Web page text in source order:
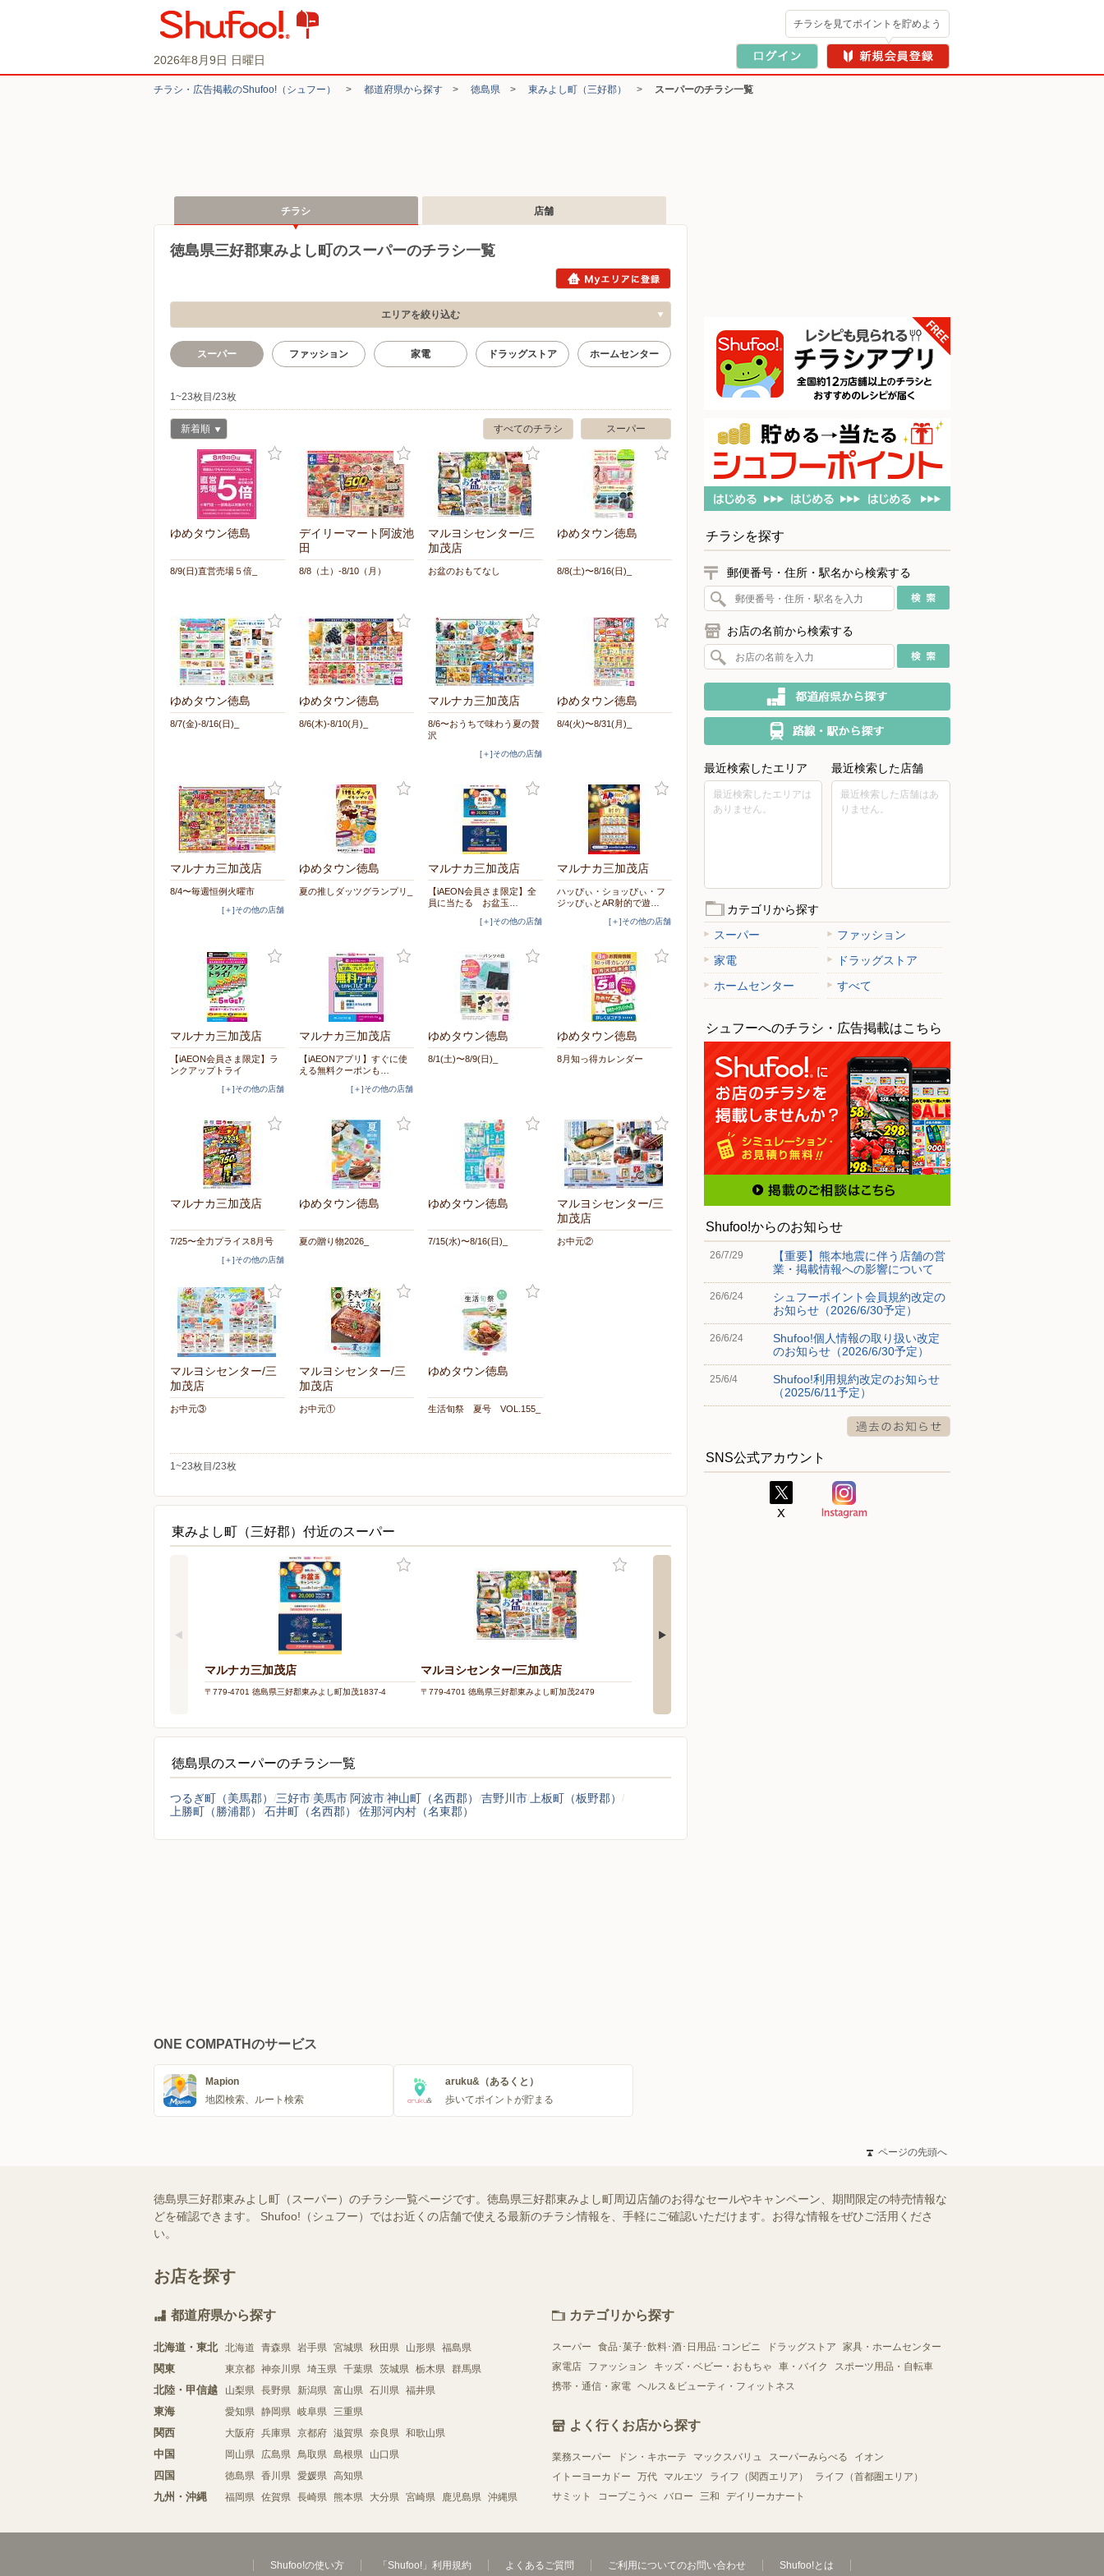
2026年8月9日 日曜日
チラシを見てポイントを貯めよう
チラシ・​広告掲載の​Shufoo!​（シュフー） > 都道府県から探す > 徳島県 > 東みよし町（三好郡） > スーパーのチラシ一覧
チラシ 店舗
徳島県三好郡東みよし町のスーパーのチラシ一覧
エリアを絞り込む
スーパー ファッション 家電 ドラッグストア ホームセンター
1~23枚目/23枚
スーパー
すべてのチラシ
新着順
ゆめタウン徳島
8/9(日)直営売場５倍_
デイリーマート阿波池
田
8/8（土）-8/10（月）
マルヨシセンター/三
加茂店
お盆のおもてなし
ゆめタウン徳島
8/8(土)〜8/16(日)_
ゆめタウン徳島
8/7(金)-8/16(日)_
ゆめタウン徳島
8/6(木)-8/10(月)_
マルナカ三加茂店
8/6〜おうちで味わう夏の贅
沢
[＋]その他の店舗
ゆめタウン徳島
8/4(火)〜8/31(月)_
マルナカ三加茂店
8/4〜毎週恒例火曜市
[＋]その他の店舗
ゆめタウン徳島
夏の推しダッツグランプリ_
マルナカ三加茂店
【iAEON会員さま限定】全
員に当たる お盆玉…
[＋]その他の店舗
マルナカ三加茂店
ハッぴぃ・ショッぴぃ・フ
ジッぴぃとAR射的で遊…
[＋]その他の店舗
マルナカ三加茂店
【iAEON会員さま限定】ラ
ンクアップトライ
[＋]その他の店舗
マルナカ三加茂店
【iAEONアプリ】すぐに使
える無料クーポンも…
[＋]その他の店舗
ゆめタウン徳島
8/1(土)〜8/9(日)_
ゆめタウン徳島
8月知っ得カレンダー
マルナカ三加茂店
7/25〜全力プライス8月号
[＋]その他の店舗
ゆめタウン徳島
夏の贈り物2026_
ゆめタウン徳島
7/15(水)〜8/16(日)_
マルヨシセンター/三
加茂店
お中元②
マルヨシセンター/三
加茂店
お中元③
マルヨシセンター/三
加茂店
お中元①
ゆめタウン徳島
生活旬祭 夏号 VOL.155_
1~23枚目/23枚
東みよし町（三好郡）付近のスーパー
マルナカ三加茂店
〒779-4701 徳島県三好郡東みよし町加茂1837-4
マルヨシセンター/三加茂店
〒779-4701 徳島県三好郡東みよし町加茂2479
徳島県のスーパーのチラシ一覧
つるぎ町（美馬郡） 三好市 美馬市 阿波市神山町（名西郡） 吉野川市
上板町（板野郡）
上勝町（勝浦郡）
石井町（名西郡） 佐那河内村（名東郡）
チラシを探す
郵便番号・住所・駅名から検索する
お店の名前から検索する
最近検索したエリア
最近検索したエリアは
ありません。
最近検索した店舗
最近検索した店舗はあ
りません。
カテゴリから探す
スーパー
ファッション
家電
ドラッグストア
ホームセンター
すべて
シュフーへのチラシ・広告掲載はこちら
Shufoo!からのお知らせ
26/7/29
【重要】熊本地震に伴う店舗の営
業・掲載情報への影響について
26/6/24
シュフーポイント会員規約改定の
お知らせ（2026/6/30予定）
26/6/24
Shufoo!個人情報の取り扱い改定
のお知らせ（2026/6/30予定）
25/6/4
Shufoo!利用規約改定のお知らせ
（2025/6/11予定）
SNS公式アカウント
ONE COMPATHのサービス
Mapion
地図検索、ルート検索
aruku&（あるくと）
歩いてポイントが貯まる
ページの先頭へ
徳島県三好郡東みよし町（スーパー）のチラシ一覧ページです。徳島県三好郡東みよし町周辺店舗のお得なセールやキャンペーン、期間限定の特売情報な
どを確認できます。 Shufoo!（シュフー）ではお近くの店舗で使える最新のチラシ情報を、手軽にご確認いただけます。お得な情報をぜひご活用くださ
い。
お店を探す
都道府県から探す
北海道・東北 北海道 青森県 岩手県 宮城県 秋田県 山形県 福島県
関東 東京都 神奈川県 埼玉県 千葉県 茨城県 栃木県 群馬県
北陸・甲信越 山梨県 長野県 新潟県 富山県 石川県 福井県
東海 愛知県 静岡県 岐阜県 三重県
関西 大阪府 兵庫県 京都府 滋賀県 奈良県 和歌山県
中国 岡山県 広島県 鳥取県 島根県 山口県
四国 徳島県 香川県 愛媛県 高知県
九州・沖縄 福岡県 佐賀県 長崎県 熊本県 大分県 宮崎県 鹿児島県 沖縄県
カテゴリから探す
スーパー 食品･菓子･飲料･酒･日用品･コンビニ ドラッグストア
家具・ホームセンター
家電店
ファッション キッズ・ベビー・おもちゃ 車・バイク
スポーツ用品・自転車
携帯・通信・家電 ヘルス＆ビューティ・フィットネス
よく行くお店から探す
業務スーパー ドン・キホーテ マックスバリュ スーパーみらべる
イオン
イトーヨーカドー
万代 マルエツ ライフ（関西エリア）
ライフ（首都圏エリア）
サミット
コープこうべ バロー 三和 デイリーカナート
Shufoo!の使い方 「Shufoo!」利用規約 よくあるご質問 ご利用についてのお問い合わせ Shufoo!とは